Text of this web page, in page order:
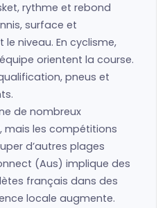
rythme et rebond
surface et
niveau. En cyclisme,
orientent la course.
pneus et
de nombreux
mais les compétitions
d’autres plages
(Aus) implique des
français dans des
locale augmente.